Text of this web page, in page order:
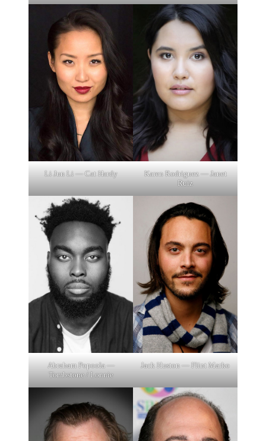
Li Jun Li — Cat Hardy
Karen Rodriguez — Janet
Ruiz
Abraham Popoola —
Tombstone / Lonnie
Jack Huston — Flint Marko